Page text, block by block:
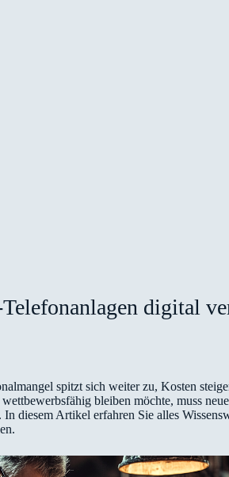
digital
spitzt sich weiter zu, Kosten
bleiben möchte, muss
diesem Artikel erfahren Sie alles